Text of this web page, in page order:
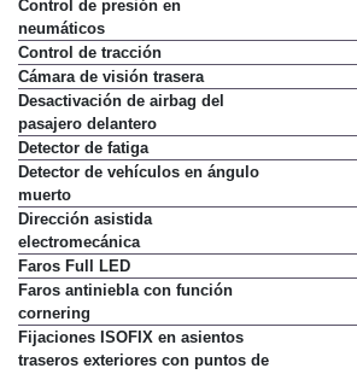
Control de presión en
neumáticos
Control de tracción
Cámara de visión trasera
Desactivación de airbag del
pasajero delantero
Detector de fatiga
Detector de vehículos en ángulo
muerto
Dirección asistida
electromecánica
Faros Full LED
Faros antiniebla con función
cornering
Fijaciones ISOFIX en asientos
traseros exteriores con puntos de